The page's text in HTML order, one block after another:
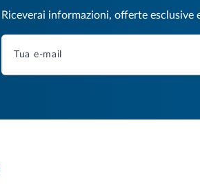
Riceverai informazioni, offerte esclusive